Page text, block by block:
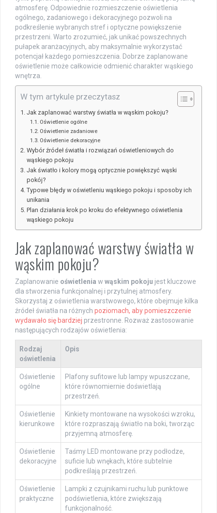
atmosferę. Odpowiednie rozmieszczenie oświetlenia
ogólnego, zadaniowego i dekoracyjnego pozwoli na
podkreślenie wybranych stref i optyczne powiększenie
przestrzeni. Warto zrozumieć, jak unikać powszechnych
pułapek aranżacyjnych, aby maksymalnie wykorzystać
potencjał każdego pomieszczenia. Dobrze zaplanowane
oświetlenie może całkowicie odmienić charakter wąskiego
wnętrza.
W tym artykule przeczytasz
Jak zaplanować warstwy światła w wąskim pokoju?
Oświetlenie ogólne
Oświetlenie zadaniowe
Oświetlenie dekoracyjne
Wybór źródeł światła i rozwiązań oświetleniowych do
wąskiego pokoju
Jak światło i kolory mogą optycznie powiększyć wąski
pokój?
Typowe błędy w oświetleniu wąskiego pokoju i sposoby ich
unikania
Plan działania krok po kroku do efektywnego oświetlenia
wąskiego pokoju
Jak zaplanować warstwy światła w
wąskim pokoju?
Zaplanowanie oświetlenia w wąskim pokoju jest kluczowe
dla stworzenia funkcjonalnej i przytulnej atmosfery.
Skorzystaj z oświetlenia warstwowego, które obejmuje kilka
źródeł światła na różnych poziomach, aby pomieszczenie
wydawało się bardziej przestronne. Rozważ zastosowanie
następujących rodzajów oświetlenia:
Rodzaj
oświetlenia
Opis
Oświetlenie
ogólne
Plafony sufitowe lub lampy wpuszczane,
które równomiernie doświetlają
przestrzeń.
Oświetlenie
kierunkowe
Kinkiety montowane na wysokości wzroku,
które rozpraszają światło na boki, tworząc
przyjemną atmosferę.
Oświetlenie
dekoracyjne
Taśmy LED montowane przy podłodze,
suficie lub wnękach, które subtelnie
podkreślają przestrzeń.
Oświetlenie
praktyczne
Lampki z czujnikami ruchu lub punktowe
podświetlenia, które zwiększają
funkcjonalność.